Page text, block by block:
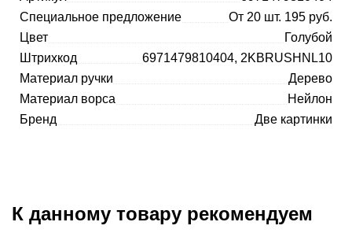
Специальное предложение
От 20 шт. 195 руб.
Цвет
Голубой
Штрихкод
6971479810404, 2KBRUSHNL10
Материал ручки
Дерево
Материал ворса
Нейлон
Бренд
Две картинки
К данному товару рекомендуем